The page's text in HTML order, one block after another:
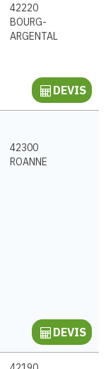
42220
BOURG-
ARGENTAL
DEVIS
42300
ROANNE
DEVIS